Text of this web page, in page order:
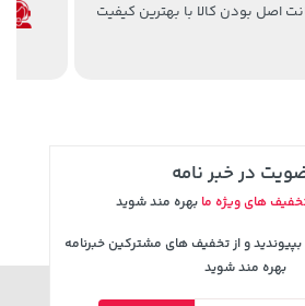
اصل بودن کالا با بهترین کیفیت
در خبر نامه
های ویژه ما بهره مند شوید
و از تخفیف های مشترکین خبرنامه
بهره مند شوید